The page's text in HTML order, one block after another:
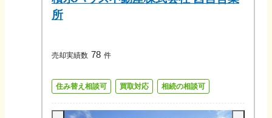
所
売却実績数 78 件
住み替え相談可 買取対応 相続の相談可